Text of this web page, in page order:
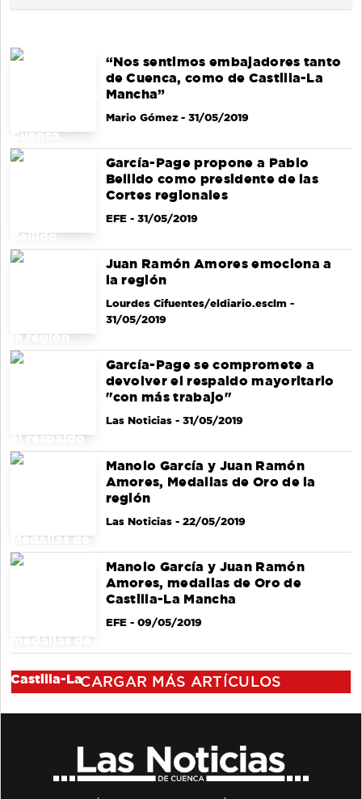
“Nos sentimos embajadores tanto
de Cuenca, como de Castilla-La
Mancha”
Mario Gómez- 31/05/2019
García-Page propone a Pablo
Bellido como presidente de las
Cortes regionales
EFE- 31/05/2019
Juan Ramón Amores emociona a
la región
Lourdes Cifuentes/eldiario.esclm -
31/05/2019
García-Page se compromete a
devolver el respaldo mayoritario
"con más trabajo"
Las Noticias- 31/05/2019
Manolo García y Juan Ramón
Amores, Medallas de Oro de la
región
Las Noticias- 22/05/2019
Manolo García y Juan Ramón
Amores, medallas de Oro de
Castilla-La Mancha
EFE- 09/05/2019
CARGAR MÁS ARTÍCULOS